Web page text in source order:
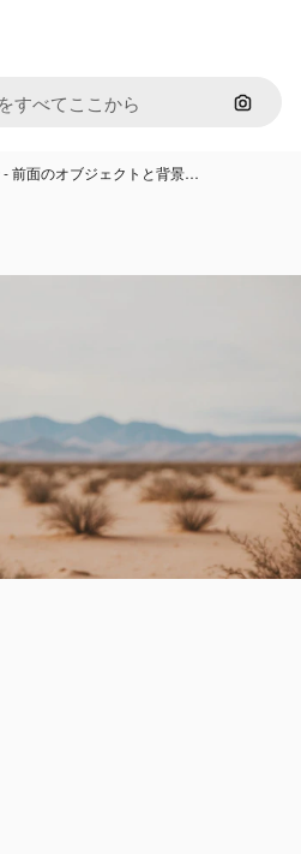
画像で
- 前面のオブジェクトと背景…